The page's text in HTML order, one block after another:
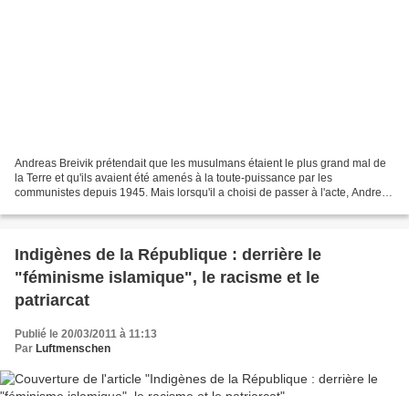
Andreas Breivik prétendait que les musulmans étaient le plus grand mal de
la Terre et qu'ils avaient été amenés à la toute-puissance par les
communistes depuis 1945. Mais lorsqu'il a choisi de passer à l'acte, Andreas
Indigènes de la République : derrière le
"féminisme islamique", le racisme et le
patriarcat
Publié le 20/03/2011 à 11:13
Par Luftmenschen